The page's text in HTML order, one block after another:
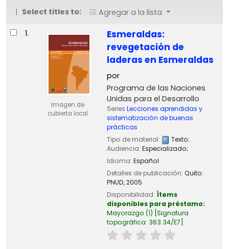
Select titles to:
Agregar a la lista
Resultados
1.
Imagen de
cubierta local
Esmeraldas:
revegetación de
laderas en Esmeraldas
por
Programa de las Naciones
Unidas para el Desarrollo
Series Lecciones aprendidas y
sistematización de buenas
prácticas
Tipo de material:
Texto;
Audiencia: Especializado;
Idioma: Español
Detalles de publicación: Quito:
PNUD,2005
Disponibilidad: Ítems
disponibles para préstamo:
Mayorazgo (1) Signatura
topográfica: 363.34/E7 .